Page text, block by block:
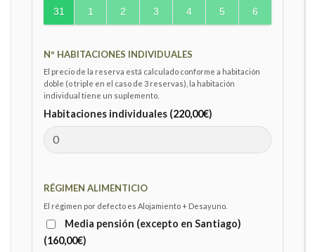
31 1 2 3 4 5 6
Nº HABITACIONES INDIVIDUALES
El precio de la reserva está calculado conforme a habitación
doble (o triple en el caso de 3 reservas), la habitación
individual tiene un suplemento.
Habitaciones individuales (220,00€)
RÉGIMEN ALIMENTICIO
El régimen por defecto es Alojamiento + Desayuno.
Media pensión (excepto en Santiago)
(160,00€)